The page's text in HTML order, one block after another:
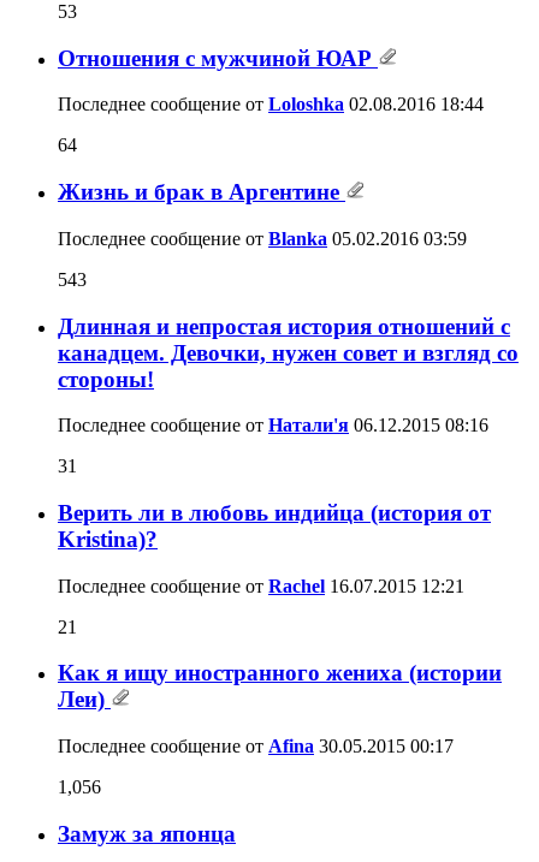
53
Отношения с мужчиной ЮАР
Последнее сообщение от Loloshka 02.08.2016 18:44
64
Жизнь и брак в Аргентине
Последнее сообщение от Blanka 05.02.2016 03:59
543
Длинная и непростая история отношений с
канадцем. Девочки, нужен совет и взгляд со
стороны!
Последнее сообщение от Натали'я 06.12.2015 08:16
31
Верить ли в любовь индийца (история от
Kristina)?
Последнее сообщение от Rachel 16.07.2015 12:21
21
Как я ищу иностранного жениха (истории
Леи)
Последнее сообщение от Afina 30.05.2015 00:17
1,056
Замуж за японца